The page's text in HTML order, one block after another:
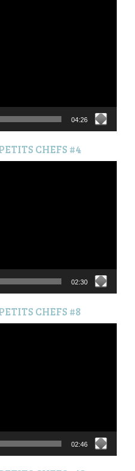
04:26
CHEFS #4
02:30
CHEFS #8
02:46